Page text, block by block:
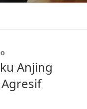
Anjing